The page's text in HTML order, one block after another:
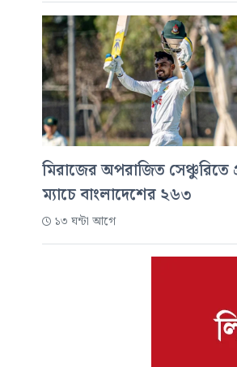
মিরাজের অপরাজিত সেঞ্চুরিতে
ম্যাচে বাংলাদেশের ২৬৩
১৩ ঘন্টা আগে